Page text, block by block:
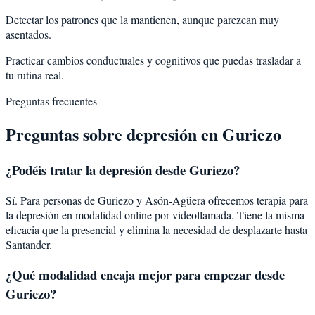
Detectar los patrones que la mantienen, aunque parezcan muy
asentados.
Practicar cambios conductuales y cognitivos que puedas trasladar a
tu rutina real.
Preguntas frecuentes
Preguntas sobre depresiónen Guriezo
¿Podéis tratar ladepresióndesdeGuriezo?
Sí. Para personas de Guriezo y Asón-Agüera ofrecemos terapia para
la depresión en modalidad online por videollamada. Tiene la misma
eficacia que la presencial y elimina la necesidad de desplazarte hasta
Santander.
¿Qué modalidad encaja mejor para empezar desde
Guriezo?